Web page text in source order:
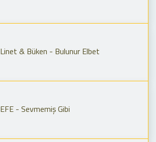
Linet & Büken - Bulunur Elbet
EFE - Sevmemiş Gibi